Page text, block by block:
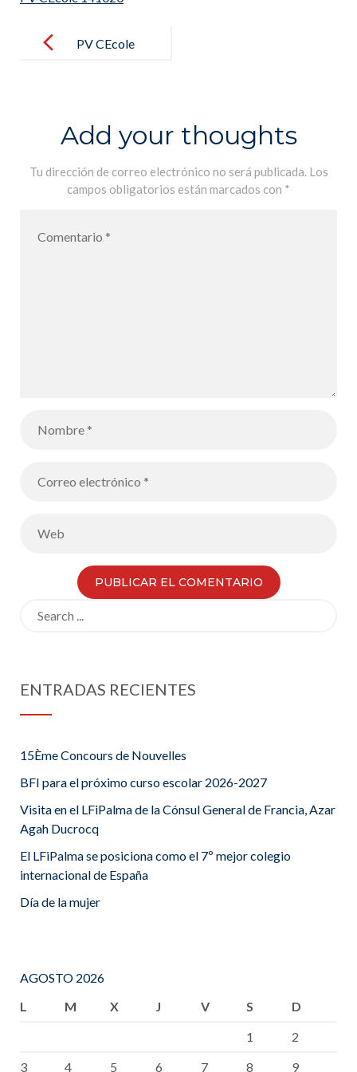
navigation PV CEcole
Add your thoughts
Tu dirección de correo electrónico no será publicada. Los
campos obligatorios están marcados con *
ENTRADAS RECIENTES
15Ème Concours de Nouvelles
BFI para el próximo curso escolar 2026-2027
Visita en el LFiPalma de la Cónsul General de Francia, Azar
Agah Ducrocq
El LFiPalma se posiciona como el 7º mejor colegio
internacional de España
Día de la mujer
AGOSTO 2026
L
M X J V S
D
1
2
3
4 5 6 7 8 9